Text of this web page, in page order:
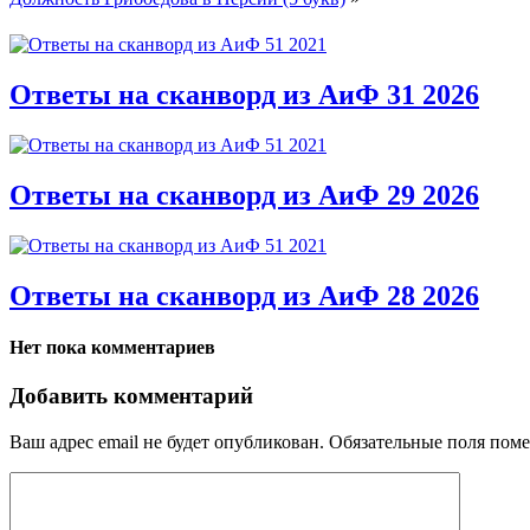
Ответы на сканворд из АиФ 31 2026
Ответы на сканворд из АиФ 29 2026
Ответы на сканворд из АиФ 28 2026
Нет пока комментариев
Добавить комментарий
Ваш адрес email не будет опубликован. Обязательные поля